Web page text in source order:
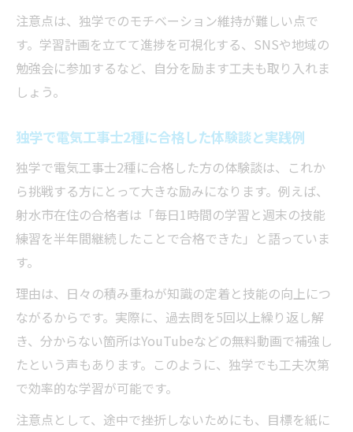
注意点は、独学でのモチベーション維持が難しい点で
す。学習計画を立てて進捗を可視化する、SNSや地域の
勉強会に参加するなど、自分を励ます工夫も取り入れま
しょう。
独学で電気工事士2種に合格した体験談と実践例
独学で電気工事士2種に合格した方の体験談は、これか
ら挑戦する方にとって大きな励みになります。例えば、
射水市在住の合格者は「毎日1時間の学習と週末の技能
練習を半年間継続したことで合格できた」と語っていま
す。
理由は、日々の積み重ねが知識の定着と技能の向上につ
ながるからです。実際に、過去問を5回以上繰り返し解
き、分からない箇所はYouTubeなどの無料動画で補強し
たという声もあります。このように、独学でも工夫次第
で効率的な学習が可能です。
注意点として、途中で挫折しないためにも、目標を紙に